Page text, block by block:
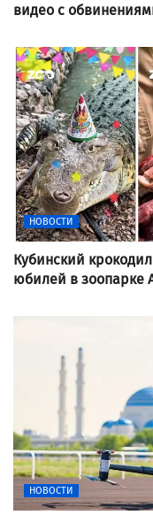
видео с
НОВОСТИ
Кубинский
юбилей в зоопарке
НОВОСТИ